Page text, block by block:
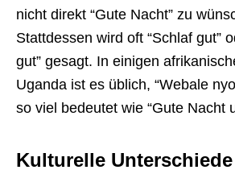
nicht direkt “Gute Nacht” zu
Stattdessen wird oft “Schlaf gut”
gut” gesagt. In einigen
Uganda ist es üblich, “Webale
so viel bedeutet wie “Gute Nacht
Kulturelle